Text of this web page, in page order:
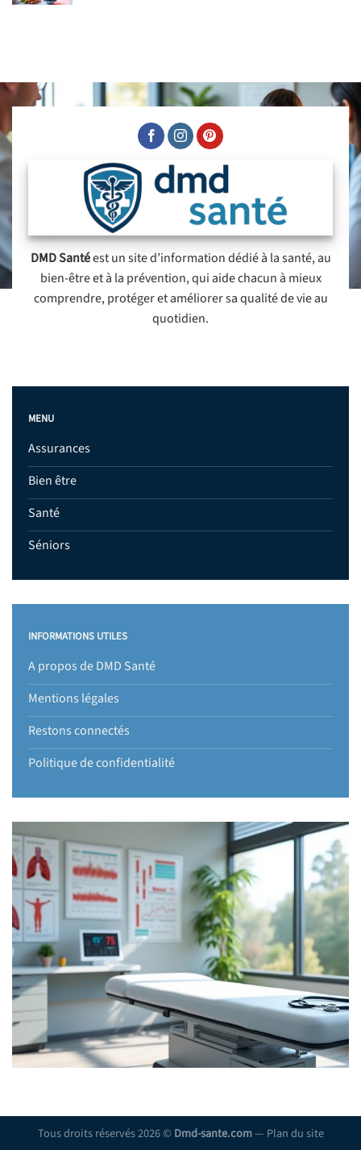
DMD Santéest un site d’information dédié à la santé, au
bien-être et à la prévention, qui aide chacun à mieux
comprendre, protéger et améliorer sa qualité de vie au
quotidien.
MENU
Assurances
Bien être
Santé
Séniors
INFORMATIONS UTILES
A propos de DMD Santé
Mentions légales
Restons connectés
Politique de confidentialité
Tous droits réservés 2026 © Dmd-sante.com— Plan du site